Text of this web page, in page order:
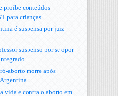
proíbe conteúdos
para crianças
é suspensa por juiz
suspenso por se opor
aborto morre após
vida e contra o aborto em